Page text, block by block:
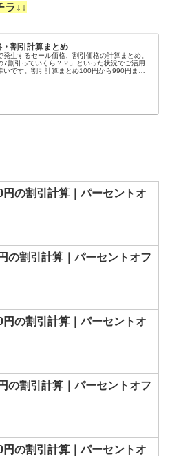
ラ↓↓
・割引計算まとめ
発生するセール価格、割引価格の計算まとめ。
7割引っていくら？？」といった状況でご活用
いです。割引計算まとめ100円から990円まで
円の割引計算｜パーセントオ
の割引計算｜パーセントオフ
円の割引計算｜パーセントオ
の割引計算｜パーセントオフ
円の割引計算｜パーセントオ